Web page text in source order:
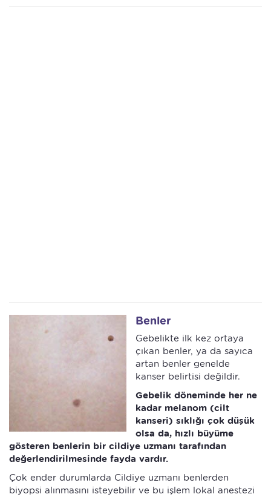
Benler
Gebelikte ilk kez ortaya
çıkan benler, ya da sayıca
artan benler genelde
kanser belirtisi değildir.
Gebelik döneminde her ne
kadar melanom (cilt
kanseri) sıklığı çok düşük
olsa da, hızlı büyüme
gösteren benlerin bir cildiye uzmanı tarafından
değerlendirilmesinde fayda vardır.
Çok ender durumlarda Cildiye uzmanı benlerden
biyopsi alınmasını isteyebilir ve bu işlem lokal anestezi